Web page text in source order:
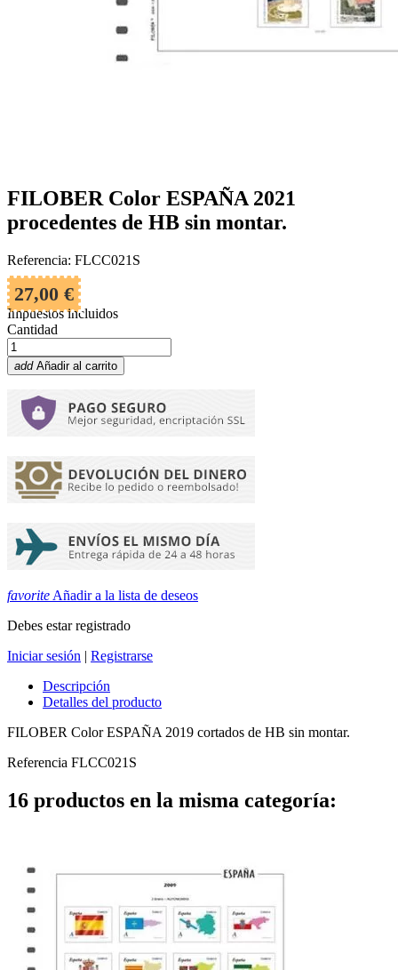
FILOBER Color ESPAÑA 2021
procedentes de HB sin montar.
Referencia: FLCC021S
27,00 €
Impuestos incluidos
Cantidad
add Añadir al carrito
favorite Añadir a la lista de deseos
Debes estar registrado
Iniciar sesión | Registrarse
Descripción
Detalles del producto
FILOBER Color ESPAÑA 2019 cortados de HB sin montar.
Referencia FLCC021S
16 productos en la misma categoría: